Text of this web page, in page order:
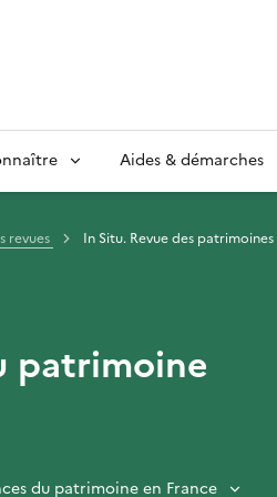
Aides & démarches
revues In Situ. Revue des patrimoines
patrimoine
du patrimoine en France